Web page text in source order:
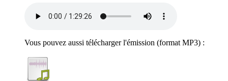
Vous pouvez aussi télécharger l'émission (format MP3) :